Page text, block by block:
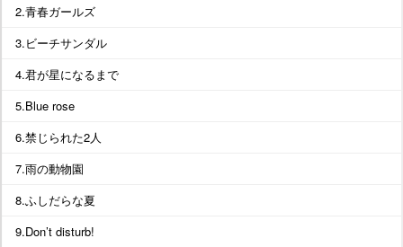
2.青春ガールズ
3.ビーチサンダル
4.君が星になるまで
5.Blue rose
6.禁じられた2人
7.雨の動物園
8.ふしだらな夏
9.Don’t disturb!